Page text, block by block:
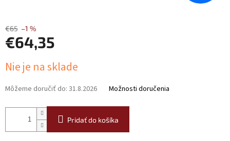
€65 –1 %
€64,35
cena:
Nie je na sklade
Môžeme doručiť do: 31.8.2026 Možnosti doručenia
Pridať do košíka